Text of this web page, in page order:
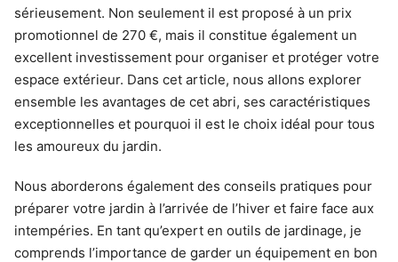
sérieusement. Non seulement il est proposé à un prix
promotionnel de 270 €, mais il constitue également un
excellent investissement pour organiser et protéger votre
espace extérieur. Dans cet article, nous allons explorer
ensemble les avantages de cet abri, ses caractéristiques
exceptionnelles et pourquoi il est le choix idéal pour tous
les amoureux du jardin.
Nous aborderons également des conseils pratiques pour
préparer votre jardin à l’arrivée de l’hiver et faire face aux
intempéries. En tant qu’expert en outils de jardinage, je
comprends l’importance de garder un équipement en bon